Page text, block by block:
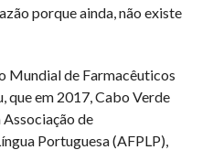
porque ainda, não existe
Mundial de Farmacêuticos
que em 2017, Cabo Verde
de
Portuguesa (AFPLP),